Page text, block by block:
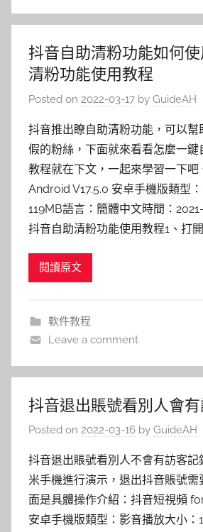
抖音自助清粉功能如何
清粉功能使用教程
Posted on 2022-03-17 by GuideAH
抖音推出瞭自助清粉功能，可以幫
假的粉絲，下面就來看看怎麼一鍵
教程就在下文，一起來學習一下
Android V17.5.0 安卓手機版類型
119MB語言：簡體中文時間：
抖音自助清粉功能使用教程1、打
閱讀原文
軟件教程
Leave a comment
抖音退出賬號看別人會
Posted on 2022-03-16 by GuideAH
抖音退出賬號看別人不會有訪客記
米手機進行演示，退出抖音賬號
面是具體操作介紹：抖音短視頻
安卓手機版類型：影音播放大小：